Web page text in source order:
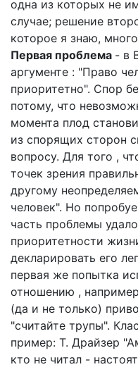
одна из которых не
случае; решение
которое я знаю,
Первая проблема - в
аргументе : "Право
приоритетно". Спор
потому, что
момента плод
из спорящих сторон
вопросу. Для того ,
точек зрения
другому
человек". Но
часть проблемы
приоритетности
декларировать его
первая же попытка
отношению ,
(да и не только)
"считайте трупы".
пример: Т. Драйзер
кто не читал -